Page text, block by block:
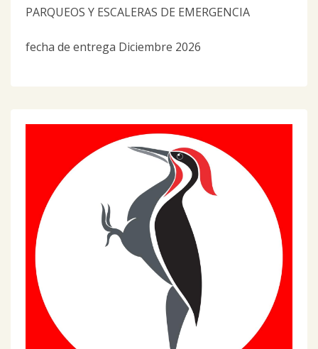
PARQUEOS Y ESCALERAS DE EMERGENCIA
fecha de entrega Diciembre 2026